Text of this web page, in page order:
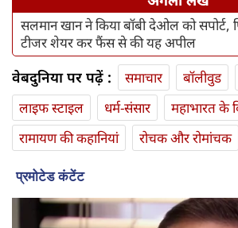
सलमान खान ने किया बॉबी देओल को सपोर्ट,
टीजर शेयर कर फैंस से की यह अपील
वेबदुनिया पर पढ़ें : समाचार बॉलीवुड
लाइफ स्‍टाइल
धर्म-संसार
महाभारत के
रामायण की कहानियां
रोचक और रोमांचक